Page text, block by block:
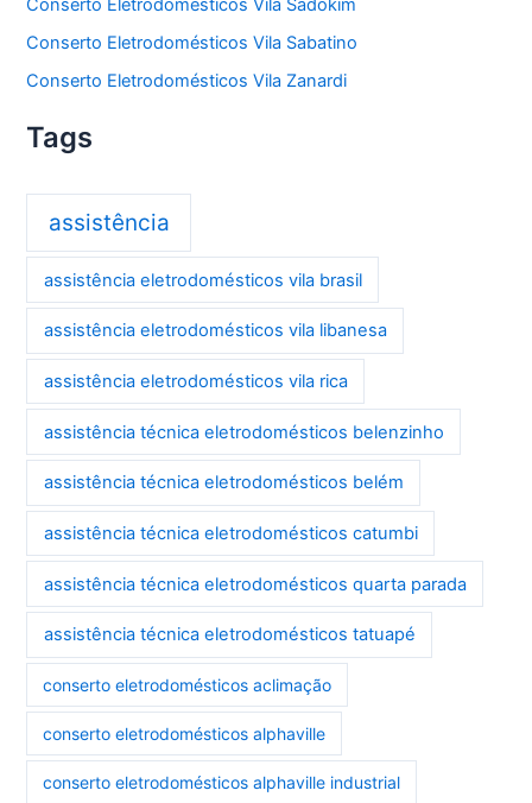
Conserto Eletrodomésticos Vila Sadokim
Conserto Eletrodomésticos Vila Sabatino
Conserto Eletrodomésticos Vila Zanardi
Tags
assistência
assistência eletrodomésticos vila brasil
assistência eletrodomésticos vila libanesa
assistência eletrodomésticos vila rica
assistência técnica eletrodomésticos belenzinho
assistência técnica eletrodomésticos belém
assistência técnica eletrodomésticos catumbi
assistência técnica eletrodomésticos quarta parada
assistência técnica eletrodomésticos tatuapé
conserto eletrodomésticos aclimação
conserto eletrodomésticos alphaville
conserto eletrodomésticos alphaville industrial